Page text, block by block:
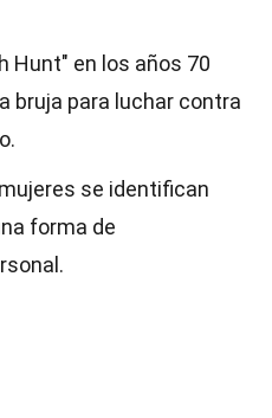
Hunt" en los años 70
bruja para luchar contra
se identifican
forma de